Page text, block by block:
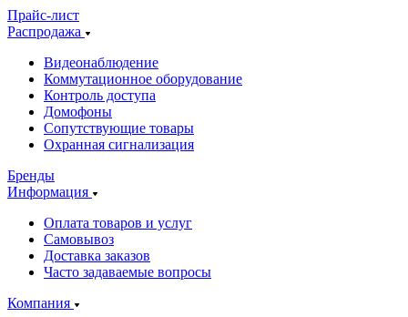
Прайс-лист
Распродажа
Видеонаблюдение
Коммутационное оборудование
Контроль доступа
Домофоны
Сопутствующие товары
Охранная сигнализация
Бренды
Информация
Оплата товаров и услуг
Самовывоз
Доставка заказов
Часто задаваемые вопросы
Компания